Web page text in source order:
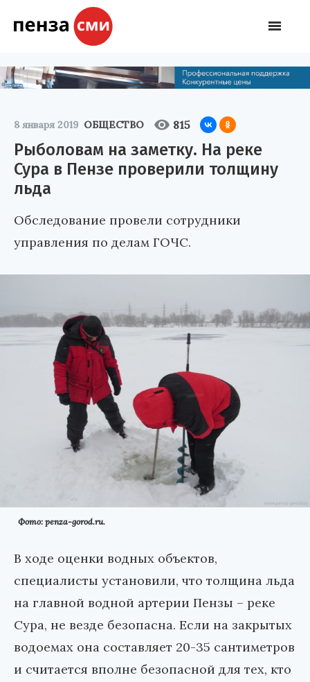
8 января 2019 ОБЩЕСТВО 815
Рыболовам на заметку. На реке
Сура в Пензе проверили толщину
льда
Обследование провели сотрудники
управления по делам ГОЧС.
Фото: penza-gorod.ru.
В ходе оценки водных объектов,
специалисты установили, что толщина льда
на главной водной артерии Пензы – реке
Сура, не везде безопасна. Если на закрытых
водоемах она составляет 20-35 сантиметров
и считается вполне безопасной для тех, кто